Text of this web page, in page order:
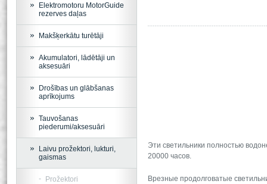
Эти светильники полностью
20000 часов.
Врезные продолговатые
Elektromotoru MotorGuide
rezerves daļas
Makšķerkātu turētāji
Akumulatori, lādētāji un
aksesuāri
Drošības un glābšanas
aprīkojums
Tauvošanas
piederumi/aksesuāri
Laivu prožektori, lukturi,
gaismas
Prožektori